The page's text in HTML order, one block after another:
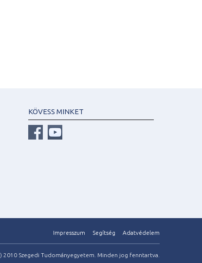
KÖVESS MINKET
Impresszum Segítség Adatvédelem
2010 Szegedi Tudományegyetem. Minden jog fenntartva.